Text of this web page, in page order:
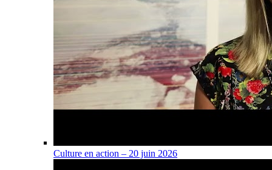
Culture en action – 20 juin 2026